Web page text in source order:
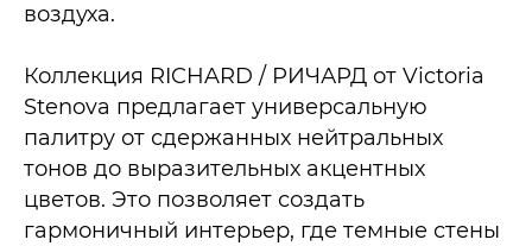
воздуха.​
Коллекция RICHARD / РИЧАРД от Victoria
Stenova предлагает универсальную
палитру от сдержанных нейтральных
тонов до выразительных акцентных
цветов. Это позволяет создать
гармоничный интерьер, где темные стены